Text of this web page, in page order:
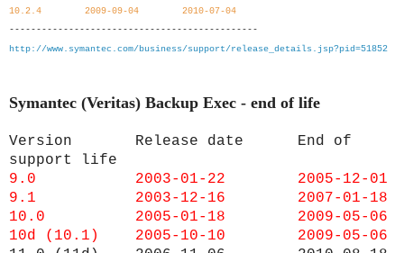
10.2.4 2009-09-04 2010-07-04
----------------------------------------------
http://www.symantec.com/business/support/release_details.jsp?pid=51852
Symantec (Veritas) Backup Exec - end of life
Version Release date End of
support life
9.0 2003-01-22 2005-12-01
9.1 2003-12-16 2007-01-18
10.0 2005-01-18 2009-05-06
10d (10.1) 2005-10-10 2009-05-06